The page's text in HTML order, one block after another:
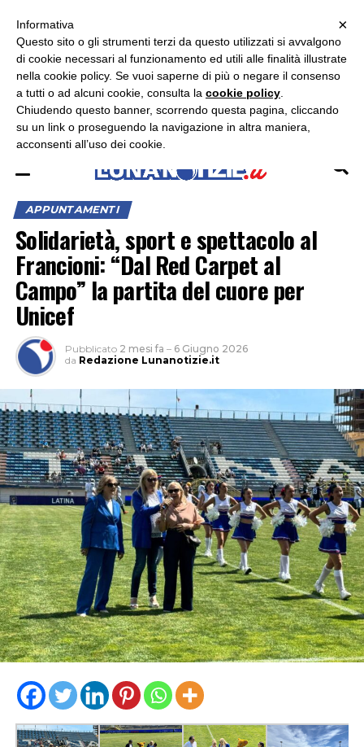
ASCOLTA RADIO LUNA
APPUNTAMENTI
Solidarietà, sport e spettacolo al
Francioni: “Dal Red Carpet al
Campo” la partita del cuore per
Unicef
Pubblicato 2 mesi fa – 6 Giugno 2026
da Redazione Lunanotizie.it
×
Informativa
Questo sito o gli strumenti terzi da questo utilizzati si avvalgono
di cookie necessari al funzionamento ed utili alle finalità illustrate
nella cookie policy. Se vuoi saperne di più o negare il consenso
a tutti o ad alcuni cookie, consulta la cookie policy
Chiudendo questo banner, scorrendo questa pagina, cliccando
su un link o proseguendo la navigazione in altra maniera,
acconsenti all’uso dei cookie.